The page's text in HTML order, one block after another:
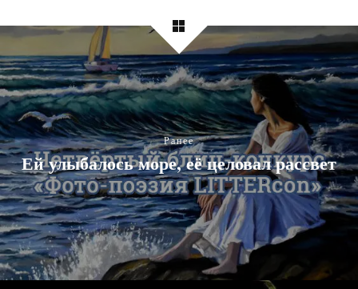
Ранее
Ей улыбалось море, её целовал рассвет